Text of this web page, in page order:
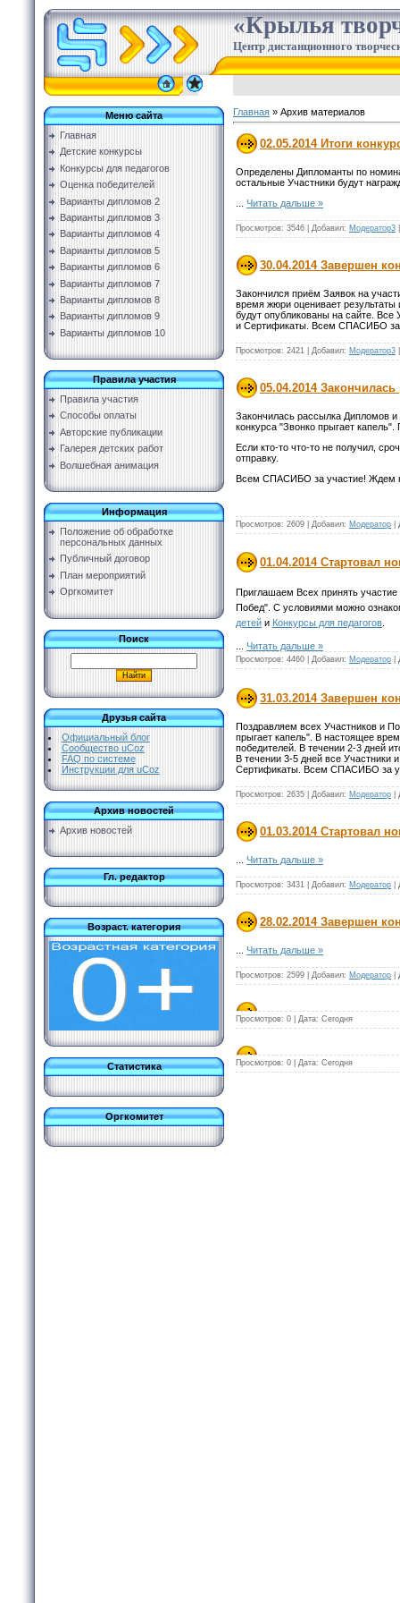
«Крылья
Центр дистанционного
Меню сайта
Главная
Детские конкурсы
Конкурсы для педагогов
Оценка победителей
Варианты дипломов 2
Варианты дипломов 3
Варианты дипломов 4
Варианты дипломов 5
Варианты дипломов 6
Варианты дипломов 7
Варианты дипломов 8
Варианты дипломов 9
Варианты дипломов 10
Правила участия
Правила участия
Способы оплаты
Авторские публикации
Галерея детских работ
Волшебная анимация
Информация
Положение об обработке
персональных данных
Публичный договор
План мероприятий
Оргкомитет
Поиск
Друзья сайта
Официальный блог
Сообщество uCoz
FAQ по системе
Инструкции для uCoz
Архив новостей
Архив новостей
Гл. редактор
Возраст. категория
Статистика
Оргкомитет
Главная » Архив материалов
02.05.2014 Итоги
Определены Дипломанты по
остальные Участники будут
Читать дальше »
Просмотров: 3546 Добавил: Модератор3
30.04.2014 Завершен
Закончился приём Заявок на
время жюри оценивает результаты
будут опубликованы на сайте.
и Сертификаты. Всем СПАСИБО за
Просмотров: 2421 Добавил: Модератор3
05.04.2014
Закончилась рассылка Дипломов
конкурса "Звонко прыгает
Если кто-то что-то не получил,
отправку.
Всем СПАСИБО за участие! Ждем
Просмотров: 2609 Добавил: Модератор
01.04.2014 Стартовал
Приглашаем Всех принять
Побед". С условиями можно
детей и Конкурсы для педагогов
Читать дальше »
Просмотров: 4460 Добавил: Модератор
31.03.2014 Завершен
Поздравляем всех Участников и
прыгает капель". В настоящее
победителей. В течении 2-3 дней
В течении 3-5 дней все
Сертификаты. Всем СПАСИБО за
Просмотров: 2635 Добавил: Модератор
01.03.2014 Стартовал
Читать дальше »
Просмотров: 3431 Добавил: Модератор
28.02.2014 Завершен
Читать дальше »
Просмотров: 2599 Добавил: Модератор
Просмотров: 0 Дата: Сегодня
Просмотров: 0 Дата: Сегодня